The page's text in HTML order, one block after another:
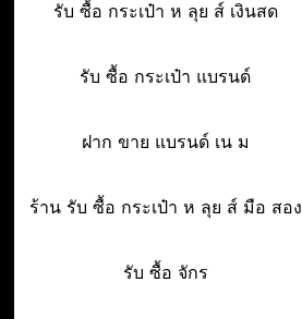
รับ ซื้อ กระเป๋า ห ลุย ส์ เงินสด
รับ ซื้อ กระเป๋า แบรนด์
ฝาก ขาย แบรนด์ เน ม
ร้าน รับ ซื้อ กระเป๋า ห ลุย ส์ มือ สอง
รับ ซื้อ จักร